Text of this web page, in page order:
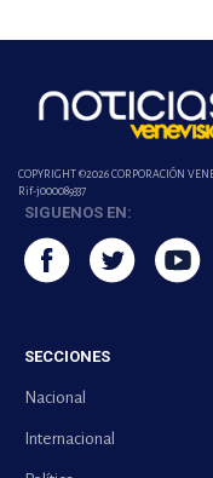
COPYRIGHT ©2026 CORPORACIÓN
Rif-j000089337
SIGUENOS EN:
SECCIONES
Nacional
Internacional